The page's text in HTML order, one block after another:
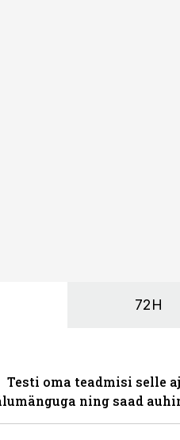
72H
Testi oma teadmisi selle
ning saad